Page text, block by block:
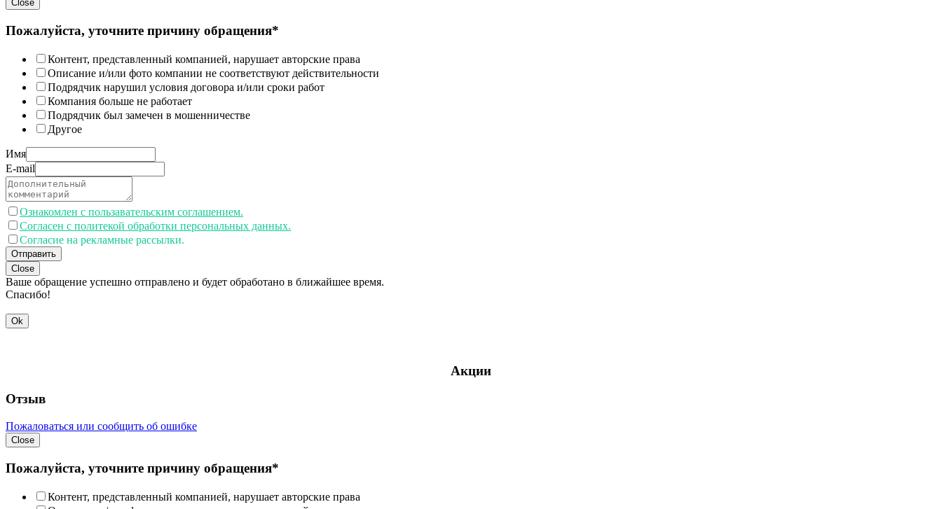
Close
Пожалуйста, уточните причину обращения*
Контент, представленный компанией, нарушает авторские права
Описание и/или фото компании не соответствуют действительности
Подрядчик нарушил условия договора и/или сроки работ
Компания больше не работает
Подрядчик был замечен в мошенничестве
Другое
Имя
E-mail
Ознакомлен с пользавательским соглашением.
Согласен с политекой обработки персональных данных.
Согласие на рекламные рассылки.
Отправить
Close
Ваше обращение успешно отправлено и будет обработано в ближайшее время.
Спасибо!
Ok
Акции
Отзыв
Пожаловаться или сообщить об ошибке
Close
Пожалуйста, уточните причину обращения*
Контент, представленный компанией, нарушает авторские права